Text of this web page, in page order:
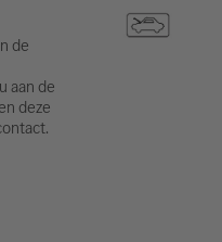
de
aan de
deze